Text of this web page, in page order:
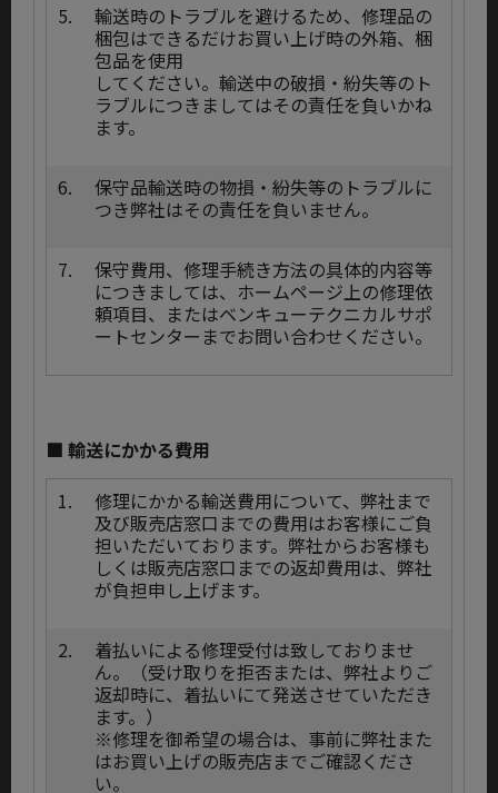
5.
輸送時のトラブルを避けるため、修理品の
梱包はできるだけお買い上げ時の外箱、梱
包品を使用
してください。輸送中の破損・紛失等のト
ラブルにつきましてはその責任を負いかね
ます。
6.
保守品輸送時の物損・紛失等のトラブルに
つき弊社はその責任を負いません。
7.
保守費用、修理手続き方法の具体的内容等
につきましては、ホームページ上の修理依
頼項目、またはベンキューテクニカルサポ
ートセンターまでお問い合わせください。
■ 輸送にかかる費用
1.
修理にかかる輸送費用について、弊社まで
及び販売店窓口までの費用はお客様にご負
担いただいております。弊社からお客様も
しくは販売店窓口までの返却費用は、弊社
が負担申し上げます。
2.
着払いによる修理受付は致しておりませ
ん。（受け取りを拒否または、弊社よりご
返却時に、着払いにて発送させていただき
ます。）
※修理を御希望の場合は、事前に弊社また
はお買い上げの販売店までご確認くださ
い。